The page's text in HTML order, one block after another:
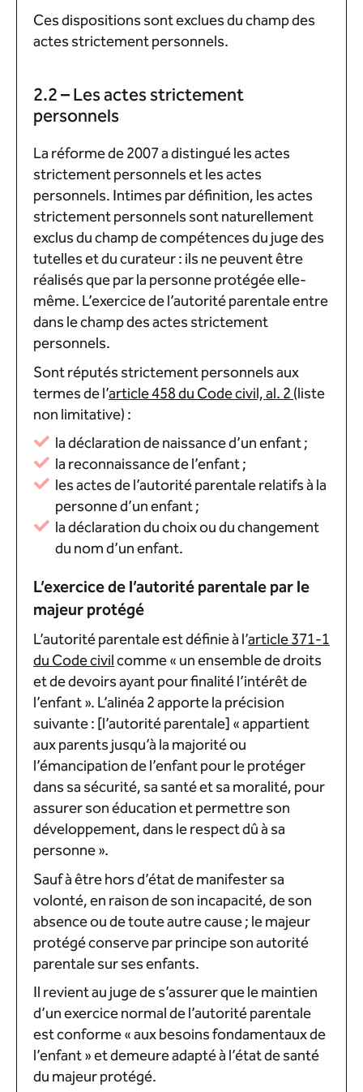
Ces dispositions sont exclues du champ des
actes strictement personnels.
2.2 – Les actes strictement
personnels
La réforme de 2007 a distingué les actes
strictement personnels et les actes
personnels. Intimes par définition, les actes
strictement personnels sont naturellement
exclus du champ de compétences du juge des
tutelles et du curateur : ils ne peuvent être
réalisés que par la personne protégée elle-
même. L’exercice de l’autorité parentale entre
dans le champ des actes strictement
personnels.
Sont réputés strictement personnels aux
termes de l’article 458 du Code civil, al. 2(liste
non limitative) :
la déclaration de naissance d’un enfant ;
la reconnaissance de l’enfant ;
les actes de l’autorité parentale relatifs à la
personne d’un enfant ;
la déclaration du choix ou du changement
du nom d’un enfant.
L’exercice de l’autorité parentale par le
majeur protégé
L’autorité parentale est définie à l’article 371-1
du Code civilcomme « un ensemble de droits
et de devoirs ayant pour finalité l’intérêt de
l’enfant ». L’alinéa 2 apporte la précision
suivante : [l’autorité parentale] « appartient
aux parents jusqu’à la majorité ou
l’émancipation de l’enfant pour le protéger
dans sa sécurité, sa santé et sa moralité, pour
assurer son éducation et permettre son
développement, dans le respect dû à sa
personne ».
Sauf à être hors d’état de manifester sa
volonté, en raison de son incapacité, de son
absence ou de toute autre cause ; le majeur
protégé conserve par principe son autorité
parentale sur ses enfants.
Il revient au juge de s’assurer que le maintien
d’un exercice normal de l’autorité parentale
est conforme « aux besoins fondamentaux de
l’enfant » et demeure adapté à l’état de santé
du majeur protégé.